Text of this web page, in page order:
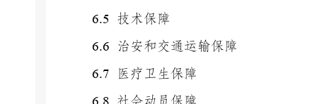
6.5 技术保障
6.6 治安和交通运输保障
6.7
医疗卫生保障